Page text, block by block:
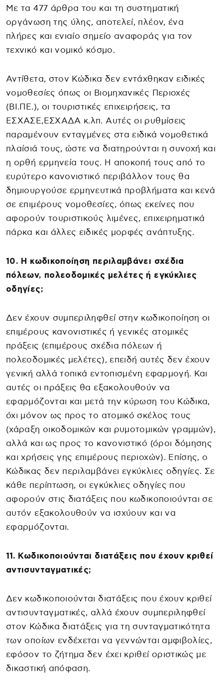
Με τα 477 άρθρα του και τη συστηματική
οργάνωση της ύλης, αποτελεί, πλέον, ένα
πλήρες και ενιαίο σημείο αναφοράς για τον
τεχνικό και νομικό κόσμο.
Αντίθετα, στον Κώδικα δεν εντάχθηκαν ειδικές
νομοθεσίες όπως οι Βιομηχανικές Περιοχές
(ΒΙ.ΠΕ.), οι τουριστικές επιχειρήσεις, τα
ΕΣΧΑΣΕ,ΕΣΧΑΔΑ κ.λπ. Αυτές οι ρυθμίσεις
παραμένουν ενταγμένες στα ειδικά νομοθετικά
πλαίσιά τους, ώστε να διατηρούνται η συνοχή και
η ορθή ερμηνεία τους. Η αποκοπή τους από το
ευρύτερο κανονιστικό περιβάλλον τους θα
δημιουργούσε ερμηνευτικά προβλήματα και κενά
σε επιμέρους νομοθεσίες, όπως εκείνες που
αφορούν τουριστικούς λιμένες, επιχειρηματικά
πάρκα και άλλες ειδικές μορφές ανάπτυξης.
10. Η κωδικοποίηση περιλαμβάνει σχέδια
πόλεων, πολεοδομικές μελέτες ή εγκύκλιες
οδηγίες;
Δεν έχουν συμπεριληφθεί στην κωδικοποίηση οι
επιμέρους κανονιστικές ή γενικές ατομικές
πράξεις (επιμέρους σχέδια πόλεων ή
πολεοδομικές μελέτες), επειδή αυτές δεν έχουν
γενική αλλά τοπικά εντοπισμένη εφαρμογή. Και
αυτές οι πράξεις θα εξακολουθούν να
εφαρμόζονται και μετά την κύρωση του Κώδικα,
όχι μόνον ως προς το ατομικό σκέλος τους
(χάραξη οικοδομικών και ρυμοτομικών γραμμών),
αλλά και ως προς το κανονιστικό (όροι δόμησης
και χρήσεις γης επιμέρους περιοχών). Επίσης, ο
Κώδικας δεν περιλαμβάνει εγκύκλιες οδηγίες. Σε
κάθε περίπτωση, οι εγκύκλιες οδηγίες που
αφορούν στις διατάξεις που κωδικοποιούνται σε
αυτόν εξακολουθούν να ισχύουν και να
εφαρμόζονται.
11. Κωδικοποιούνται διατάξεις που έχουν κριθεί
αντισυνταγματικές;
Δεν κωδικοποιούνται διατάξεις που έχουν κριθεί
αντισυνταγματικές, αλλά έχουν συμπεριληφθεί
στον Κώδικα διατάξεις για τη συνταγματικότητα
των οποίων ενδέχεται να γεννώνται αμφιβολίες,
εφόσον το ζήτημα δεν έχει κριθεί οριστικώς με
δικαστική απόφαση.